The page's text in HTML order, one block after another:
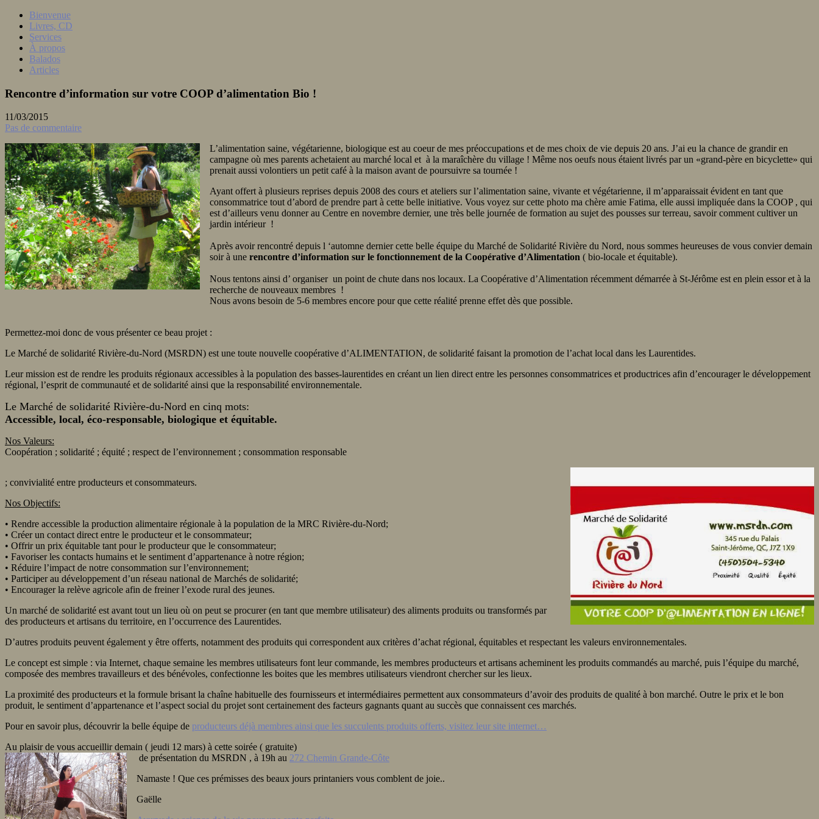
Skip
content
GaëlleCosnuau
Votre guide Yoga, méditation, bien-être et créativité.
Bienvenue
Livres, CD
Services
À propos
Balados
Articles
Rencontre d’information sur votre COOP d’alimentation Bio !
11/03/2015
Pas de commentaire
L’alimentation saine, végétarienne, biologique est au coeur de mes préoccupations et de mes choix de vie depuis 20 ans. J’ai eu la chance de grandir en
campagne où mes parents achetaient au marché local et à la maraîchère du village ! Même nos oeufs nous étaient livrés par un «grand-père en bicyclette» qui
prenait aussi volontiers un petit café à la maison avant de poursuivre sa tournée !
Ayant offert à plusieurs reprises depuis 2008 des cours et ateliers sur l’alimentation saine, vivante et végétarienne, il m’apparaissait évident en tant que
consommatrice tout d’abord de prendre part à cette belle initiative. Vous voyez sur cette photo ma chère amie Fatima, elle aussi impliquée dans la COOP , qui
est d’ailleurs venu donner au Centre en novembre dernier, une très belle journée de formation au sujet des pousses sur terreau, savoir comment cultiver un
jardin intérieur !
Après avoir rencontré depuis l ‘automne dernier cette belle équipe du Marché de Solidarité Rivière du Nord, nous sommes heureuses de vous convier demain
soir à une rencontre d’information sur le fonctionnement de la Coopérative d’Alimentation ( bio-locale et équitable).
Nous tentons ainsi d’ organiser un point de chute dans nos locaux. La Coopérative d’Alimentation récemment démarrée à St-Jérôme est en plein essor et à la
recherche de nouveaux membres !
Nous avons besoin de 5-6 membres encore pour que cette réalité prenne effet dès que possible.
Permettez-moi donc de vous présenter ce beau projet :
Le Marché de solidarité Rivière-du-Nord (MSRDN) est une toute nouvelle coopérative d’ALIMENTATION, de solidarité faisant la promotion de l’achat local dans les Laurentides.
Leur mission est de rendre les produits régionaux accessibles à la population des basses-laurentides en créant un lien direct entre les personnes consommatrices et productrices afin d’encourager le développement
régional, l’esprit de communauté et de solidarité ainsi que la responsabilité environnementale.
Le Marché de solidarité Rivière-du-Nord en cinq mots:
Accessible, local, éco-responsable, biologique et équitable.
Nos Valeurs:
Coopération ; solidarité ; équité ; respect de l’environnement ; consommation responsable
; convivialité entre producteurs et consommateurs.
Nos Objectifs:
• Rendre accessible la production alimentaire régionale à la population de la MRC Rivière-du-Nord;
• Créer un contact direct entre le producteur et le consommateur;
• Offrir un prix équitable tant pour le producteur que le consommateur;
• Favoriser les contacts humains et le sentiment d’appartenance à notre région;
• Réduire l’impact de notre consommation sur l’environnement;
• Participer au développement d’un réseau national de Marchés de solidarité;
• Encourager la relève agricole afin de freiner l’exode rural des jeunes.
Un marché de solidarité est avant tout un lieu où on peut se procurer (en tant que membre utilisateur) des aliments produits ou transformés par
des producteurs et artisans du territoire, en l’occurrence des Laurentides.
D’autres produits peuvent également y être offerts, notamment des produits qui correspondent aux critères d’achat régional, équitables et respectant les valeurs environnementales.
Le concept est simple : via Internet, chaque semaine les membres utilisateurs font leur commande, les membres producteurs et artisans acheminent les produits commandés au marché, puis l’équipe du marché,
composée des membres travailleurs et des bénévoles, confectionne les boites que les membres utilisateurs viendront chercher sur les lieux.
La proximité des producteurs et la formule brisant la chaîne habituelle des fournisseurs et intermédiaires permettent aux consommateurs d’avoir des produits de qualité à bon marché. Outre le prix et le bon
produit, le sentiment d’appartenance et l’aspect social du projet sont certainement des facteurs gagnants quant au succès que connaissent ces marchés.
Pour en savoir plus, découvrir la belle équipe de producteurs déjà membres ainsi que les succulents produits offerts, visitez leur site internet…
Au plaisir de vous accueillir demain ( jeudi 12 mars) à cette soirée ( gratuite)
de présentation du MSRDN , à 19h au 272 Chemin Grande-Côte
Namaste ! Que ces prémisses des beaux jours printaniers vous comblent de joie..
Gaëlle